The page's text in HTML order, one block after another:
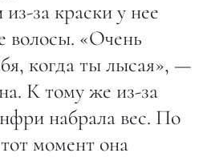
за краски у нее
волосы. «Очень
когда ты лысая», —
К тому же из-за
набрала вес. По
момент она